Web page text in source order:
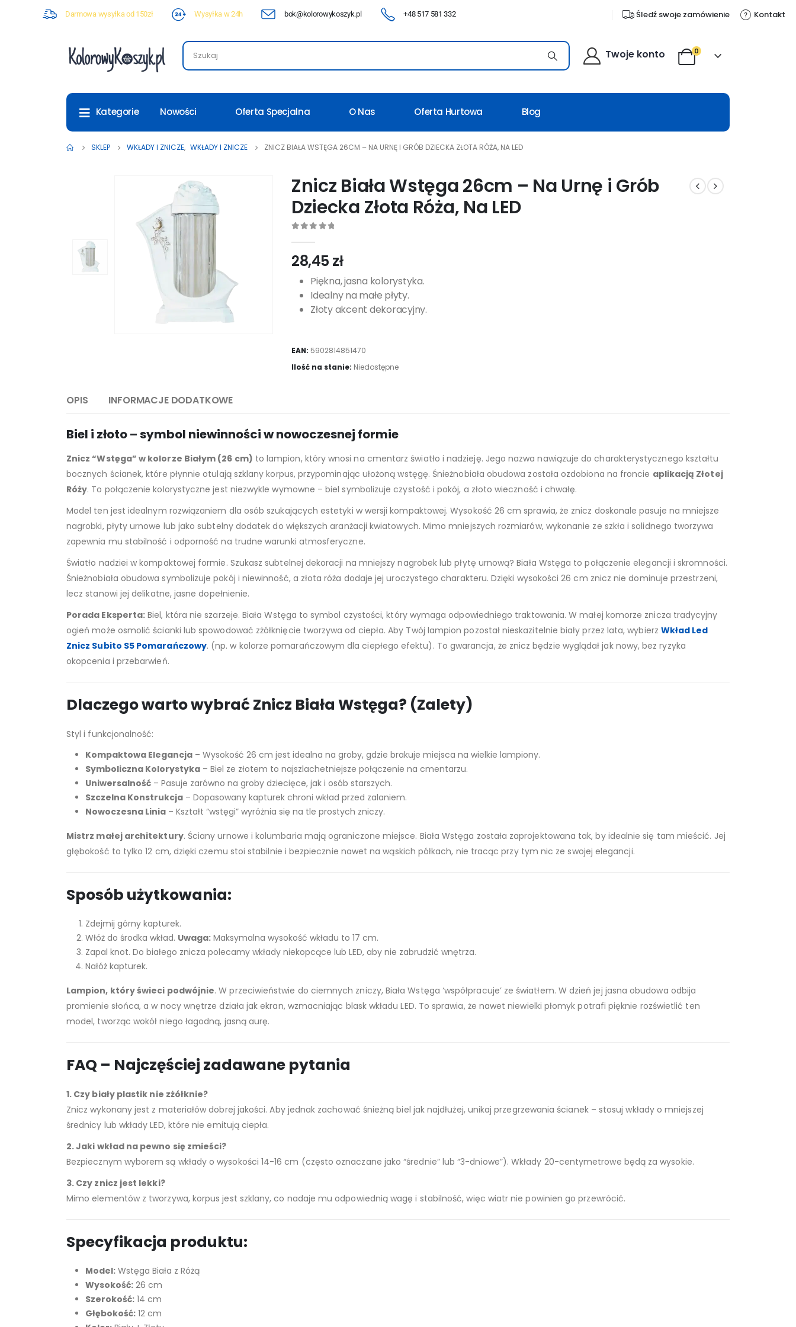
Darmowa wysyłka od 150zł Wysyłka w 24h bok@kolorowykoszyk.pl +48 517 581 332 Śledź swoje zamówienie Kontakt
Twoje konto 0
Kategorie Nowości Oferta Specjalna O Nas Oferta Hurtowa Blog
SKLEP WKŁADY I ZNICZE, WKŁADY I ZNICZE ZNICZ BIAŁA WSTĘGA 26CM – NA URNĘ I GRÓB DZIECKA ZŁOTA RÓŻA, NA LED
Znicz Biała Wstęga 26cm – Na Urnę i Grób
Dziecka Złota Róża, Na LED
28,45 zł
Piękna, jasna kolorystyka.
Idealny na małe płyty.
Złoty akcent dekoracyjny.
EAN: 5902814851470
Ilość na stanie: Niedostępne
OPIS INFORMACJE DODATKOWE
Biel i złoto – symbol niewinności w nowoczesnej formie
Znicz “Wstęga” w kolorze Białym (26 cm) to lampion, który wnosi na cmentarz światło i nadzieję. Jego nazwa nawiązuje do charakterystycznego kształtu
bocznych ścianek, które płynnie otulają szklany korpus, przypominając ułożoną wstęgę. Śnieżnobiała obudowa została ozdobiona na froncie aplikacją Złotej
Róży. To połączenie kolorystyczne jest niezwykle wymowne – biel symbolizuje czystość i pokój, a złoto wieczność i chwałę.
Model ten jest idealnym rozwiązaniem dla osób szukających estetyki w wersji kompaktowej. Wysokość 26 cm sprawia, że znicz doskonale pasuje na mniejsze
nagrobki, płyty urnowe lub jako subtelny dodatek do większych aranżacji kwiatowych. Mimo mniejszych rozmiarów, wykonanie ze szkła i solidnego tworzywa
zapewnia mu stabilność i odporność na trudne warunki atmosferyczne.
Światło nadziei w kompaktowej formie. Szukasz subtelnej dekoracji na mniejszy nagrobek lub płytę urnową? Biała Wstęga to połączenie elegancji i skromności.
Śnieżnobiała obudowa symbolizuje pokój i niewinność, a złota róża dodaje jej uroczystego charakteru. Dzięki wysokości 26 cm znicz nie dominuje przestrzeni,
lecz stanowi jej delikatne, jasne dopełnienie.
Porada Eksperta: Biel, która nie szarzeje. Biała Wstęga to symbol czystości, który wymaga odpowiedniego traktowania. W małej komorze znicza tradycyjny
ogień może osmolić ścianki lub spowodować zżółknięcie tworzywa od ciepła. Aby Twój lampion pozostał nieskazitelnie biały przez lata, wybierz Wkład Led
Znicz Subito S5 Pomarańczowy. (np. w kolorze pomarańczowym dla ciepłego efektu). To gwarancja, że znicz będzie wyglądał jak nowy, bez ryzyka
okopcenia i przebarwień.
Dlaczego warto wybrać Znicz Biała Wstęga? (Zalety)
Styl i funkcjonalność:
Kompaktowa Elegancja – Wysokość 26 cm jest idealna na groby, gdzie brakuje miejsca na wielkie lampiony.
Symboliczna Kolorystyka – Biel ze złotem to najszlachetniejsze połączenie na cmentarzu.
Uniwersalność – Pasuje zarówno na groby dziecięce, jak i osób starszych.
Szczelna Konstrukcja – Dopasowany kapturek chroni wkład przed zalaniem.
Nowoczesna Linia – Kształt “wstęgi” wyróżnia się na tle prostych zniczy.
Mistrz małej architektury. Ściany urnowe i kolumbaria mają ograniczone miejsce. Biała Wstęga została zaprojektowana tak, by idealnie się tam mieścić. Jej
głębokość to tylko 12 cm, dzięki czemu stoi stabilnie i bezpiecznie nawet na wąskich półkach, nie tracąc przy tym nic ze swojej elegancji.
Sposób użytkowania:
Zdejmij górny kapturek.
Włóż do środka wkład. Uwaga: Maksymalna wysokość wkładu to 17 cm.
Zapal knot. Do białego znicza polecamy wkłady niekopcące lub LED, aby nie zabrudzić wnętrza.
Nałóż kapturek.
Lampion, który świeci podwójnie. W przeciwieństwie do ciemnych zniczy, Biała Wstęga ‘współpracuje’ ze światłem. W dzień jej jasna obudowa odbija
promienie słońca, a w nocy wnętrze działa jak ekran, wzmacniając blask wkładu LED. To sprawia, że nawet niewielki płomyk potrafi pięknie rozświetlić ten
model, tworząc wokół niego łagodną, jasną aurę.
FAQ – Najczęściej zadawane pytania
1. Czy biały plastik nie zżółknie?
Znicz wykonany jest z materiałów dobrej jakości. Aby jednak zachować śnieżną biel jak najdłużej, unikaj przegrzewania ścianek – stosuj wkłady o mniejszej
średnicy lub wkłady LED, które nie emitują ciepła.
2. Jaki wkład na pewno się zmieści?
Bezpiecznym wyborem są wkłady o wysokości 14-16 cm (często oznaczane jako “średnie” lub “3-dniowe”). Wkłady 20-centymetrowe będą za wysokie.
3. Czy znicz jest lekki?
Mimo elementów z tworzywa, korpus jest szklany, co nadaje mu odpowiednią wagę i stabilność, więc wiatr nie powinien go przewrócić.
Specyfikacja produktu:
Model: Wstęga Biała z Różą
Wysokość: 26 cm
Szerokość: 14 cm
Głębokość: 12 cm